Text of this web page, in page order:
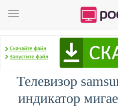
Телевизор
индикатор